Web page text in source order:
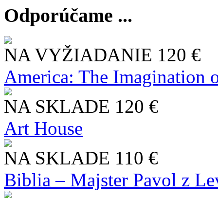
Odporúčame ...
NA VYŽIADANIE 120 €
America: The Imagination
NA SKLADE 120 €
Art House
NA SKLADE 110 €
Biblia – Majster Pavol z